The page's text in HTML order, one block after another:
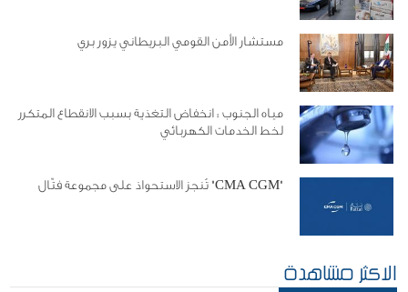
مستشار الأمن القومي البريطاني يزور بري
مياه الجنوب : انخفاض التغذية بسبب الانقطاع المتكرر
لخط الخدمات الكهربائي
"CMA CGM" تُنجز الاستحواذ على مجموعة فتّال
الاكثر مشاهدة